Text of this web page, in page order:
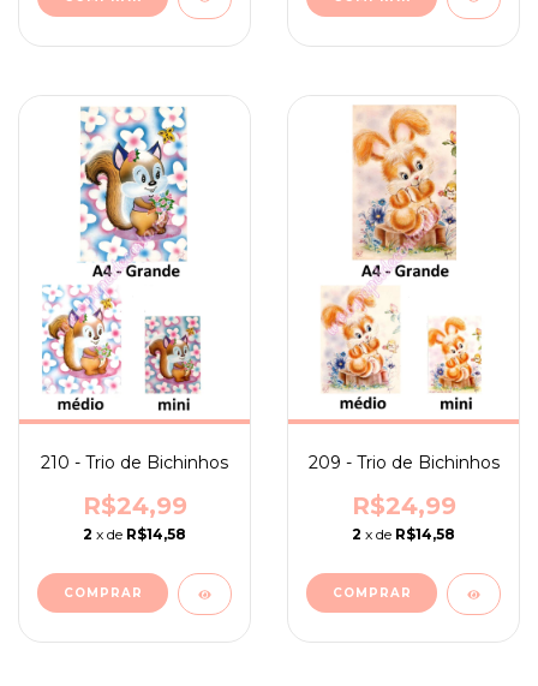
210 - Trio de Bichinhos
R$24,99
2 x de R$14,58
209 - Trio de Bichinhos
R$24,99
2 x de R$14,58